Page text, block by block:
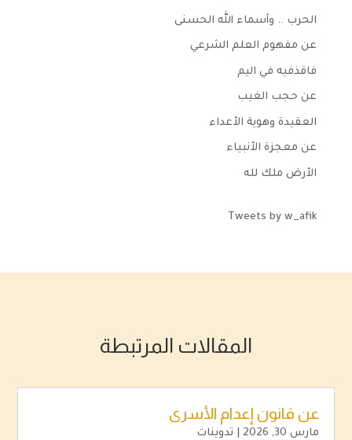
الحرب .. وأسماء الله الحسنى
عن مفهوم العلم الشرعي
فاقذفيه في اليم
عن حجب الغيب
العقيدة وهوية الأعداء
عن معجزة الأنبياء
الأرض ملك لله
Tweets by w_afik
المقالات المرتبطة
عن قانون إعدام الأسرى
مارس 30, 2026 تدوينات